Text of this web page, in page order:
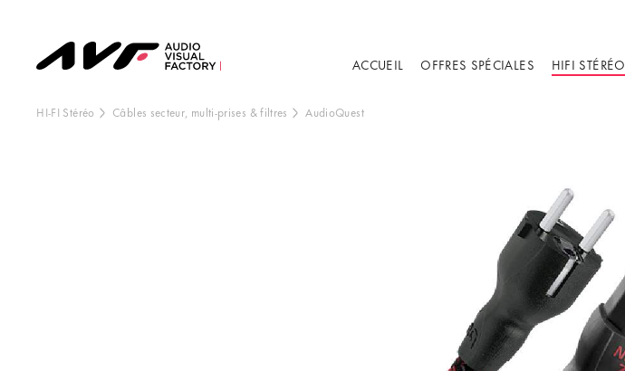
ACCUEIL OFFRES SPÉCIALES HIFI STÉRÉO
HI-FI Stéréo Câbles secteur, multi-prises & filtres AudioQuest